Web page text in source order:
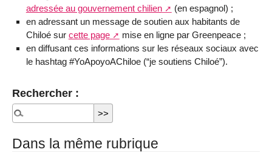
adressée au gouvernement chilien
(en espagnol) ;
en adressant un message de soutien aux habitants de
Chiloé sur cette page
mise en ligne par Greenpeace ;
en diffusant ces informations sur les réseaux sociaux avec
le hashtag #YoApoyoAChiloe (“je soutiens Chiloé”).
Rechercher :
Dans la même rubrique